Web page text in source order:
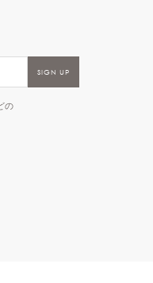
の